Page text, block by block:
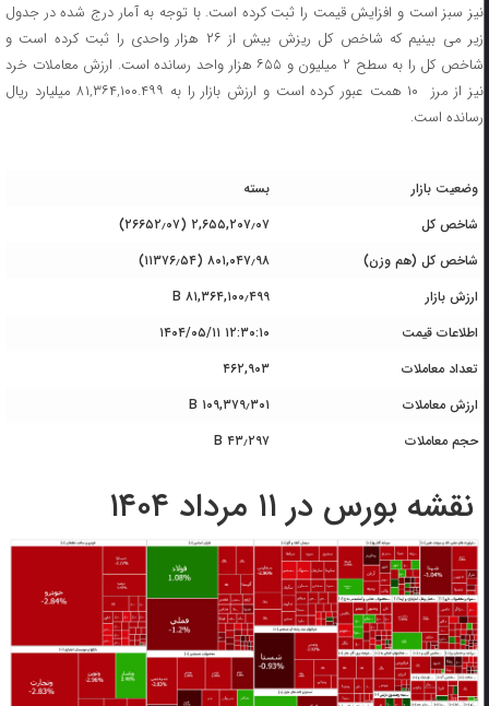
نیز سبز است و افزایش قیمت را ثبت کرده است. با توجه به آمار درج شده در جدول
زیر می بینیم که شاخص کل ریزش بیش از ۲۶ هزار واحدی را ثبت کرده است و
شاخص کل را به سطح ۲ میلیون و ۶۵۵ هزار واحد رسانده است. ارزش معاملات خرد
نیز از مرز ۱۰ همت عبور کرده است و ارزش بازار را به ۸۱,۳۶۴,۱۰۰.۴۹۹ میلیارد ریال
رسانده است.
وضعیت بازار
بسته
شاخص کل
۲,۶۵۵,۲۰۷٫۰۷ (۲۶۶۵۲٫۰۷)
شاخص کل (هم وزن)
۸۰۱,۰۴۷٫۹۸ (۱۱۳۷۶٫۵۴)
ارزش بازار
۸۱,۳۶۴,۱۰۰٫۴۹۹ B
اطلاعات قیمت
۱۴۰۴/۰۵/۱۱ ۱۲:۳۰:۱۰
تعداد معاملات
۴۶۲,۹۰۳
ارزش معاملات
۱۰۹,۳۷۹٫۳۰۱ B
حجم معاملات
۴۳٫۲۹۷ B
نقشه بورس در ۱۱ مرداد ۱۴۰۴